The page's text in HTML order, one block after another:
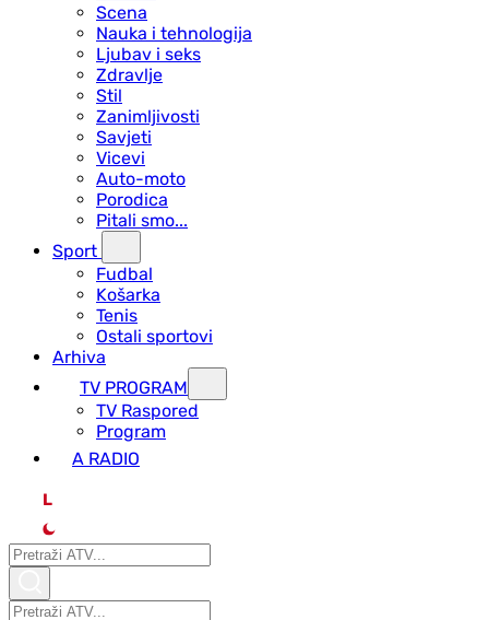
Scena
Nauka i tehnologija
Ljubav i seks
Zdravlje
Stil
Zanimljivosti
Savjeti
Vicevi
Auto-moto
Porodica
Pitali smo...
Sport
Fudbal
Košarka
Tenis
Ostali sportovi
Arhiva
TV PROGRAM
ТV Raspored
Program
A RADIO
L